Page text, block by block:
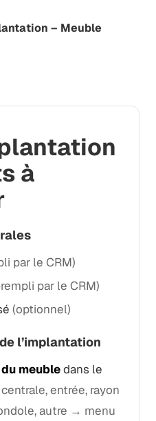
– Meuble
à
par le CRM)
par le CRM)
(optionnel)
l’implantation
meubledans le
entrée, rayon
autre → menu